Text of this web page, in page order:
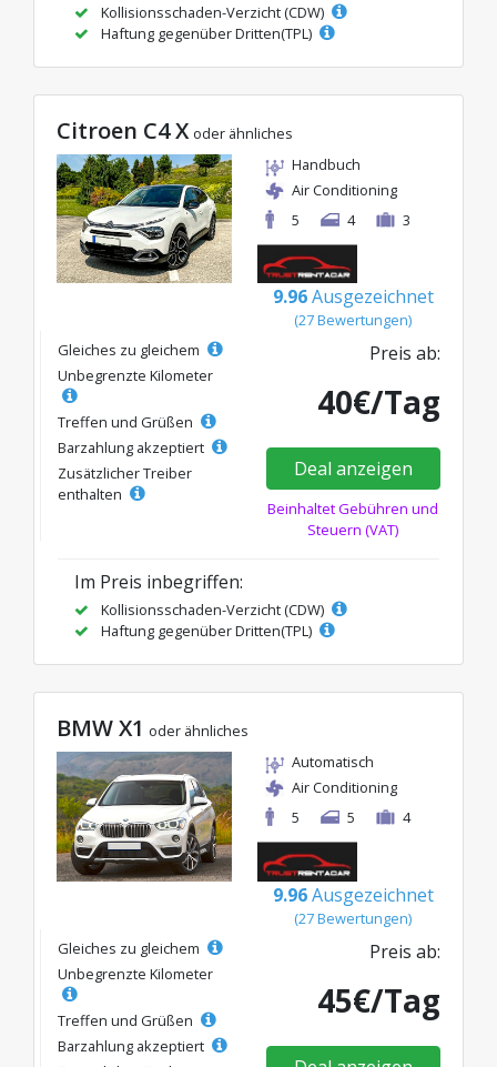
Kollisionsschaden-Verzicht (CDW)
Haftung gegenüber Dritten(TPL)
Citroen C4 X oder ähnliches
Handbuch
Air Conditioning
5
4 3
9.96 Ausgezeichnet
(27 Bewertungen)
Gleiches zu gleichem
Unbegrenzte Kilometer
Treffen und Grüßen
Barzahlung akzeptiert
Zusätzlicher Treiber
enthalten
Preis ab:
40€/Tag
Deal anzeigen
Beinhaltet Gebühren und
Steuern (VAT)
Im Preis inbegriffen:
Kollisionsschaden-Verzicht (CDW)
Haftung gegenüber Dritten(TPL)
BMW X1 oder ähnliches
Automatisch
Air Conditioning
5
5 4
9.96 Ausgezeichnet
(27 Bewertungen)
Gleiches zu gleichem
Unbegrenzte Kilometer
Treffen und Grüßen
Barzahlung akzeptiert
Preis ab:
45€/Tag